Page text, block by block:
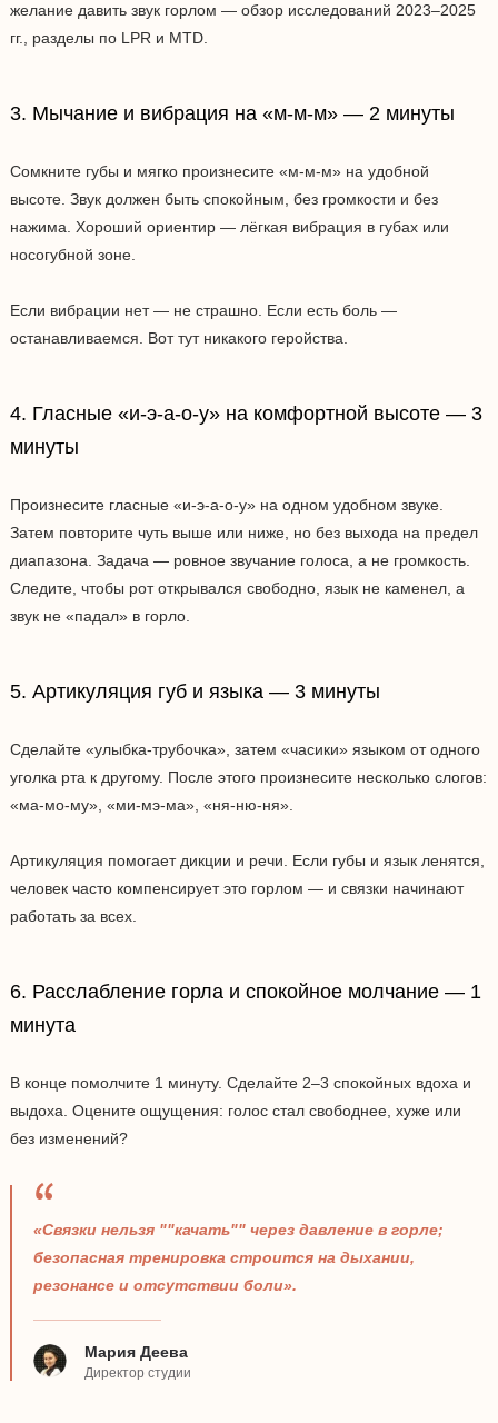
желание давить звук горлом — обзор исследований 2023–2025
гг., разделы по LPR и MTD.
3. Мычание и вибрация на «м-м-м» — 2 минуты
Сомкните губы и мягко произнесите «м-м-м» на удобной
высоте. Звук должен быть спокойным, без громкости и без
нажима. Хороший ориентир — лёгкая вибрация в губах или
носогубной зоне.
Если вибрации нет — не страшно. Если есть боль —
останавливаемся. Вот тут никакого геройства.
4. Гласные «и-э-а-о-у» на комфортной высоте — 3
минуты
Произнесите гласные «и-э-а-о-у» на одном удобном звуке.
Затем повторите чуть выше или ниже, но без выхода на предел
диапазона. Задача — ровное звучание голоса, а не громкость.
Следите, чтобы рот открывался свободно, язык не каменел, а
звук не «падал» в горло.
5. Артикуляция губ и языка — 3 минуты
Сделайте «улыбка-трубочка», затем «часики» языком от одного
уголка рта к другому. После этого произнесите несколько слогов:
«ма-мо-му», «ми-мэ-ма», «ня-ню-ня».
Артикуляция помогает дикции и речи. Если губы и язык ленятся,
человек часто компенсирует это горлом — и связки начинают
работать за всех.
6. Расслабление горла и спокойное молчание — 1
минута
В конце помолчите 1 минуту. Сделайте 2–3 спокойных вдоха и
выдоха. Оцените ощущения: голос стал свободнее, хуже или
без изменений?
«Связки нельзя ""качать"" через давление в горле;
безопасная тренировка строится на дыхании,
резонансе и отсутствии боли».
Мария Деева
Директор студии